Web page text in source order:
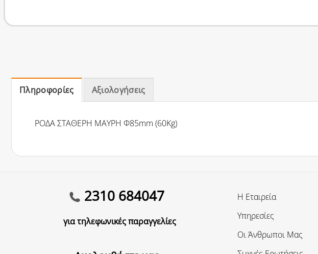
Πληροφορίες Αξιολογήσεις
ΡΟΔΑ ΣΤΑΘΕΡΗ ΜΑΥΡΗ Φ85mm (60Kg)
2310 684047
για τηλεφωνικές παραγγελίες
Η Εταιρεία
Υπηρεσίες
Οι Άνθρωποι Μας